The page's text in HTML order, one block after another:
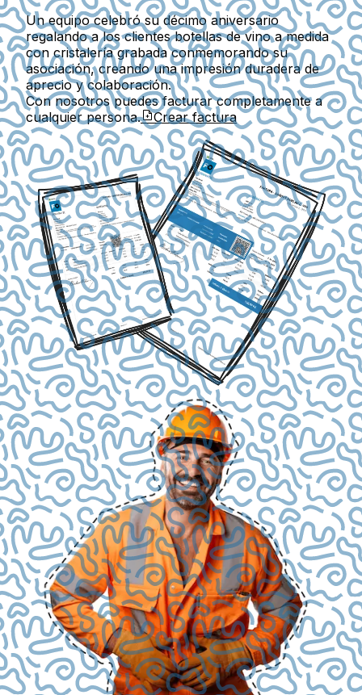
Un equipo celebró su décimo aniversario
regalando a los clientes botellas de vino a medida
con cristalería grabada conmemorando su
asociación, creando una impresión duradera de
aprecio y colaboración.
Con nosotros puedes facturar completamente a
cualquier persona.
Crear factura